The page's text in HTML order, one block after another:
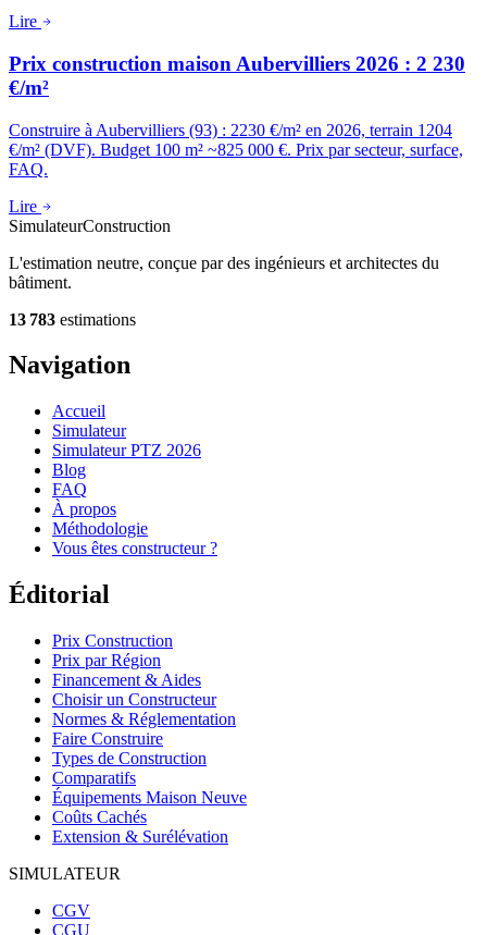
Lire
Prix construction maison Aubervilliers 2026 : 2 230
€/m²
Construire à Aubervilliers (93) : 2230 €/m² en 2026, terrain 1204
€/m² (DVF). Budget 100 m² ~825 000 €. Prix par secteur, surface,
FAQ.
Lire
SimulateurConstruction
L'estimation neutre, conçue par des ingénieurs et architectes du
bâtiment.
13 783 estimations
Navigation
Accueil
Simulateur
Simulateur PTZ 2026
Blog
FAQ
À propos
Méthodologie
Vous êtes constructeur ?
Éditorial
Prix Construction
Prix par Région
Financement & Aides
Choisir un Constructeur
Normes & Réglementation
Faire Construire
Types de Construction
Comparatifs
Équipements Maison Neuve
Coûts Cachés
Extension & Surélévation
SIMULATEUR
CGV
CGU